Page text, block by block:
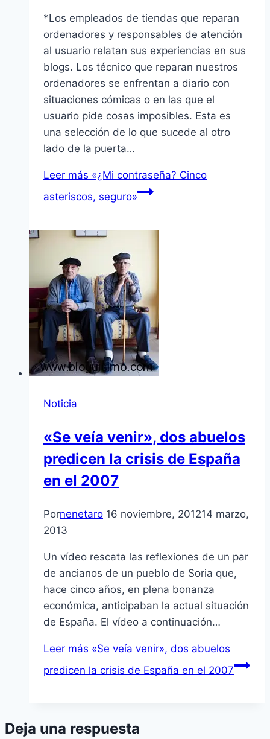
*Los empleados de tiendas que reparan
ordenadores y responsables de atención
al usuario relatan sus experiencias en sus
blogs. Los técnico que reparan nuestros
ordenadores se enfrentan a diario con
situaciones cómicas o en las que el
usuario pide cosas imposibles. Esta es
una selección de lo que sucede al otro
lado de la puerta…
Leer más «¿Mi contraseña? Cinco
asteriscos, seguro»
Noticia
«Se veí­a venir», dos abuelos
predicen la crisis de España
en el 2007
Pornenetaro 16 noviembre, 201214 marzo,
2013
Un ví­deo rescata las reflexiones de un par
de ancianos de un pueblo de Soria que,
hace cinco años, en plena bonanza
económica, anticipaban la actual situación
de España. El ví­deo a continuación…
Leer más «Se veí­a venir», dos abuelos
predicen la crisis de España en el 2007
Deja una respuesta